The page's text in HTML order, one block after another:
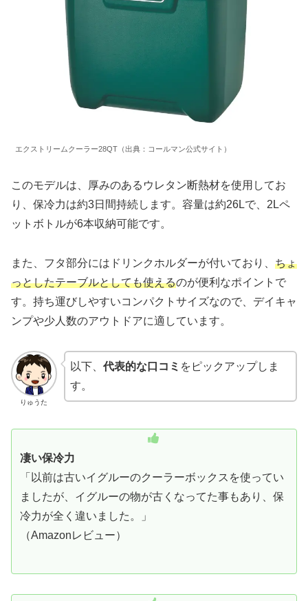
エクストリームクーラー28QT（出典：コールマン公式サイト）
このモデルは、厚みのあるウレタン断熱材を使用してお
り、保冷力は約3日間持続します。容量は約26Lで、2Lペ
ットボトルが6本収納可能です。
また、フタ部分にはドリンクホルダーが付いており、 ちょ
っとしたテーブルとしても使えるのが便利なポイントで
す。持ち運びしやすいコンパクトサイズなので、デイキャ
ンプや少人数のアウトドアに適しています。
りゅうた
以下、 代表的な口コミ をピックアップしま
す。
凄い保冷力
「以前は古いイグルーのクーラーボックスを使ってい
ましたが、イグルーの物が古くなってた事もあり、保
冷力が全く違いました。」
（Amazonレビュー）